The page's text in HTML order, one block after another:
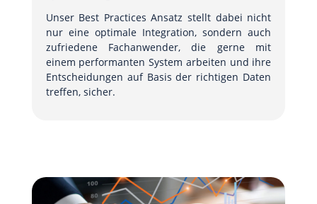
Unser Best Practices Ansatz stellt dabei nicht
nur eine optimale Integration, sondern auch
zufriedene Fachanwender, die gerne mit
einem performanten System arbeiten und ihre
Entscheidungen auf Basis der richtigen Daten
treffen, sicher.